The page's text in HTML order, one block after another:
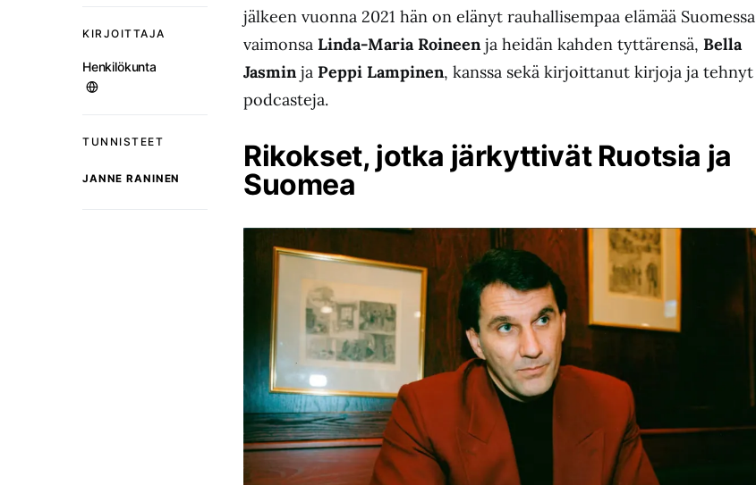
KIRJOITTAJA
Henkilökunta
TUNNISTEET
JANNE RANINEN
jälkeen vuonna 2021 hän on elänyt rauhallisempaa elämää Suomessa
vaimonsa Linda-Maria Roineenja heidän kahden tyttärensä, Bella
Jasminja Peppi Lampinen, kanssa sekä kirjoittanut kirjoja ja tehnyt
podcasteja.
Rikokset, jotka järkyttivät Ruotsia ja
Suomea